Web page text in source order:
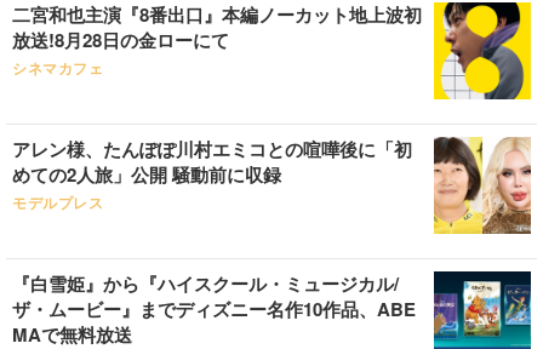
二宮和也主演『8番出口』本編ノーカット地上波初
放送!8月28日の金ローにて
シネマカフェ
アレン様、たんぽぽ川村エミコとの喧嘩後に「初
めての2人旅」公開 騒動前に収録
モデルプレス
『白雪姫』から『ハイスクール・ミュージカル/
ザ・ムービー』までディズニー名作10作品、ABE
MAで無料放送